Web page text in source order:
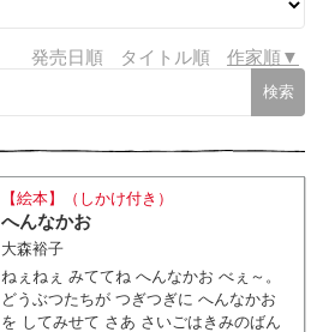
発売日順 タイトル順 作家順
【絵本】（しかけ付き）
へんなかお
大森裕子
ねぇねぇ みててね へんなかお べぇ～。
どうぶつたちが つぎつぎに へんなかお
を してみせて さあ さいごはきみのばん